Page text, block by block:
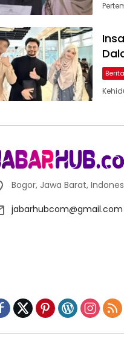
Berita
Bogor, Jawa Barat,
jabarhubcom@gmail.com